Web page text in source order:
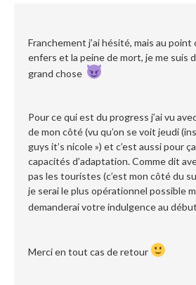
Franchement j’ai hésité, mais au point
enfers et la peine de mort, je me suis
grand chose
Pour ce qui est du progress j’ai vu
de mon côté (vu qu’on se voit jeudi
guys it’s nicole ») et c’est aussi pour
capacités d’adaptation. Comme dit
pas les touristes (c’est mon côté du
je serai le plus opérationnel possible
demanderai votre indulgence au début
Merci en tout cas de retour